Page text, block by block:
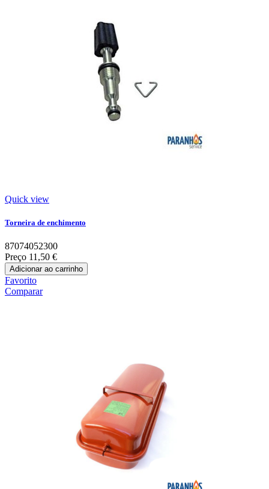
Quick view
Torneira de enchimento
87074052300
Preço 11,50 €
Adicionar ao carrinho
Favorito
Comparar